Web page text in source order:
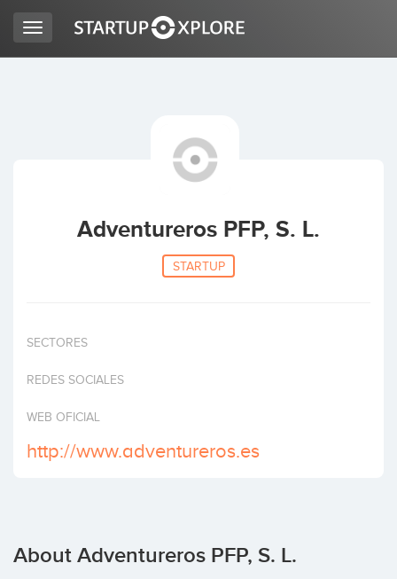
Invest
Toggle
navigation
Adventureros PFP, S. L.
STARTUP
SECTORES
REDES SOCIALES
WEB OFICIAL
http://www.adventureros.es
About Adventureros PFP, S. L.